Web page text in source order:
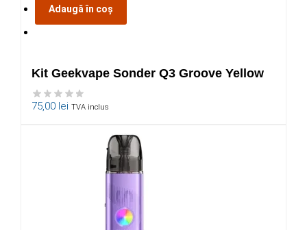
Adaugă în coș
Kit Geekvape Sonder Q3 Groove Yellow
75,00 lei TVA inclus